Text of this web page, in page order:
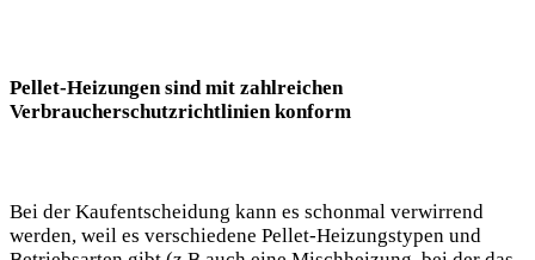
Pellet-Heizungen sind mit zahlreichen
Verbraucherschutzrichtlinien konform
Bei der Kaufentscheidung kann es schonmal verwirrend
werden, weil es verschiedene Pellet-Heizungstypen und